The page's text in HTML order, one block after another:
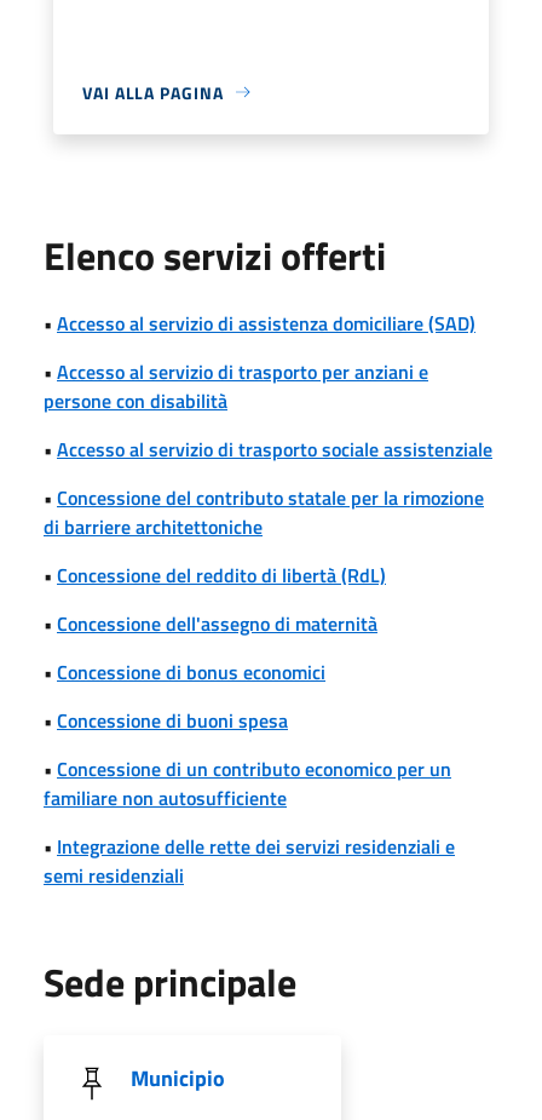
VAI ALLA PAGINA
Elenco servizi offerti
• Accesso al servizio di assistenza domiciliare (SAD)
• Accesso al servizio di trasporto per anziani e
persone con disabilità
• Accesso al servizio di trasporto sociale assistenziale
• Concessione del contributo statale per la rimozione
di barriere architettoniche
• Concessione del reddito di libertà (RdL)
• Concessione dell'assegno di maternità
• Concessione di bonus economici
• Concessione di buoni spesa
• Concessione di un contributo economico per un
familiare non autosufficiente
• Integrazione delle rette dei servizi residenziali e
semi residenziali
Sede principale
Municipio